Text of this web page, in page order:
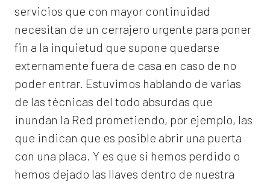
servicios que con mayor continuidad
necesitan de un cerrajero urgente para poner
fin a la inquietud que supone quedarse
externamente fuera de casa en caso de no
poder entrar. Estuvimos hablando de varias
de las técnicas del todo absurdas que
inundan la Red prometiendo, por ejemplo, las
que indican que es posible abrir una puerta
con una placa. Y es que si hemos perdido o
hemos dejado las llaves dentro de nuestra